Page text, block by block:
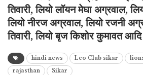
तिवारी, लियो लॉयन मेघा अग्रवाल,
लियो नीरज अग्रवाल, लियो रजनी
तिवारी, लियो बृज किशोर कुमावत
hindi news Leo Club sikar
rajasthan
Sikar